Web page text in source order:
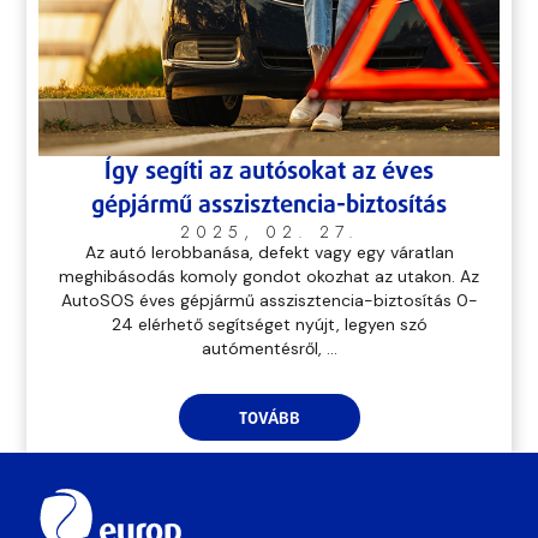
Így segíti az autósokat az éves
gépjármű asszisztencia-biztosítás
2025, 02. 27.
Az autó lerobbanása, defekt vagy egy váratlan
meghibásodás komoly gondot okozhat az utakon. Az
AutoSOS éves gépjármű asszisztencia-biztosítás 0-
24 elérhető segítséget nyújt, legyen szó
autómentésről, ...
TOVÁBB